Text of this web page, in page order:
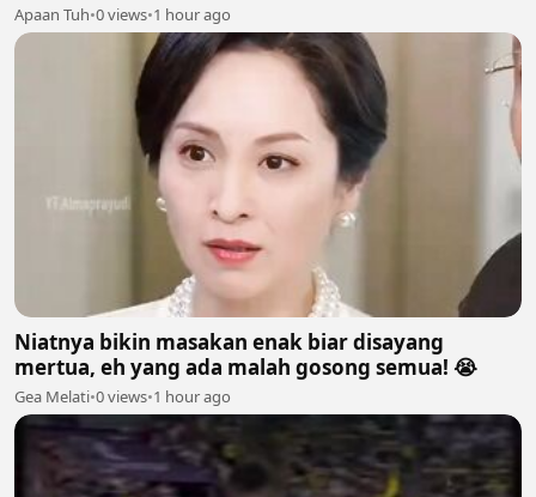
Apaan Tuh•0 views•1 hour ago
Niatnya bikin masakan enak biar disayang
mertua, eh yang ada malah gosong semua! 😭
Gea Melati•0 views•1 hour ago